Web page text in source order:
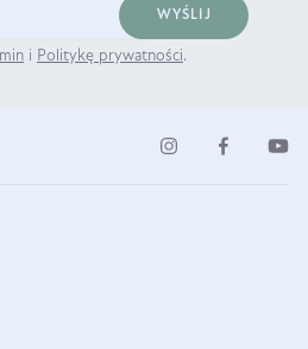
WYŚLIJ
i Politykę prywatności.